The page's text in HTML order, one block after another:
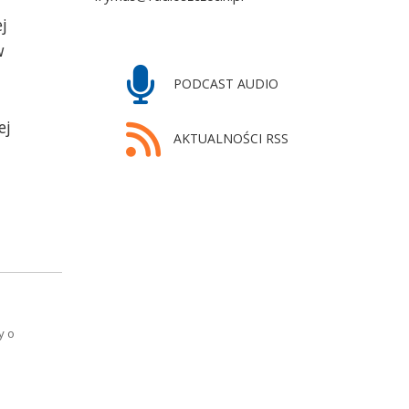
PODCAST AUDIO
AKTUALNOŚCI RSS
o